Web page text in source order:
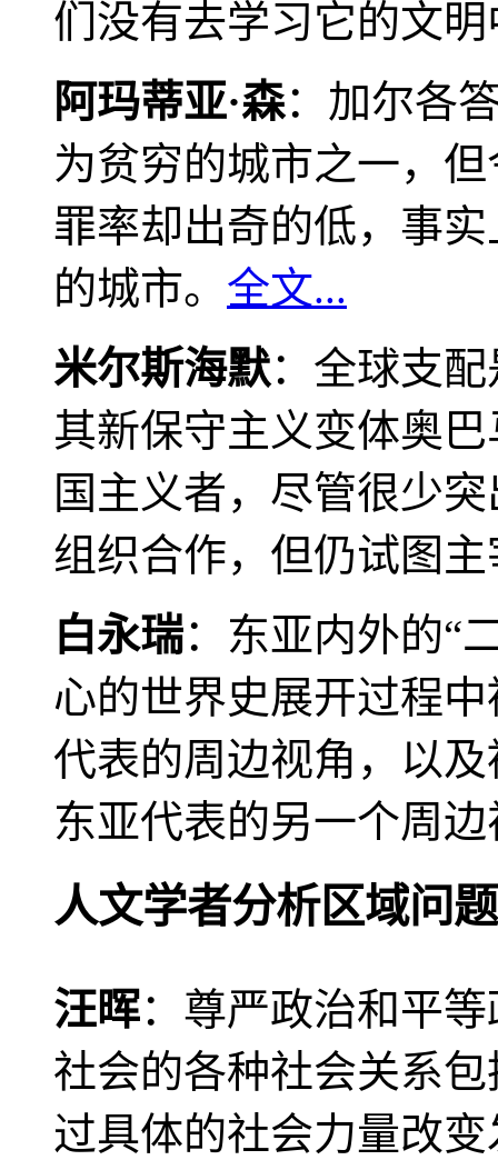
们没有去学习它的文
阿玛蒂亚·森：加尔各
为贫穷的城市之一，
罪率却出奇的低，事
的城市。 全文...
米尔斯海默：全球支
其新保守主义变体奥
国主义者，尽管很少
组织合作，但仍试图
白永瑞：东亚内外的“
心的世界史展开过程
代表的周边视角，以
东亚代表的另一个周
人文学者分析区域问题
汪晖：尊严政治和平
社会的各种社会关系
过具体的社会力量改